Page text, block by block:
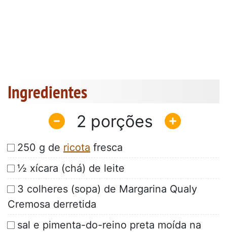
Ingredientes
2
250 g de ricota fresca
½ xícara (chá) de leite
3 colheres (sopa) de Margarina Qualy
Cremosa derretida
sal e pimenta-do-reino preta moída na